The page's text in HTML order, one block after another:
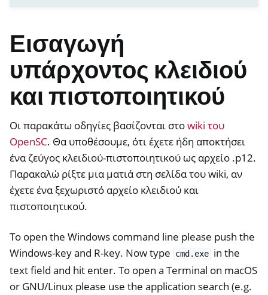
navigation of NitroWall
navigation of NitroWall NW750
navigation of Λογισμικό
Εισαγωγή
υπάρχοντος κλειδιού
και πιστοποιητικού
Οι παρακάτω οδηγίες βασίζονται στοwiki του
OpenSC. Θα υποθέσουμε, ότι έχετε ήδη αποκτήσει
ένα ζεύγος κλειδιού-πιστοποιητικού ως αρχείο .p12.
Παρακαλώ ρίξτε μια ματιά στη σελίδα του wiki, αν
έχετε ένα ξεχωριστό αρχείο κλειδιού και
πιστοποιητικού.
To open the Windows command line please push the
Windows-key and R-key. Now type
cmd.exe in the
text field and hit enter. To open a Terminal on macOS
or GNU/Linux please use the application search (e.g.